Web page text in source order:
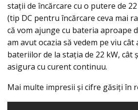
stații de încărcare cu o putere de
(tip DC pentru încărcare ceva mai
că vom ajunge cu bateria aproape
am avut ocazia să vedem pe viu
bateriilor de la stația de 22 kW, cât
asigura cu curent continuu.
Mai multe impresii și cifre găsiți în